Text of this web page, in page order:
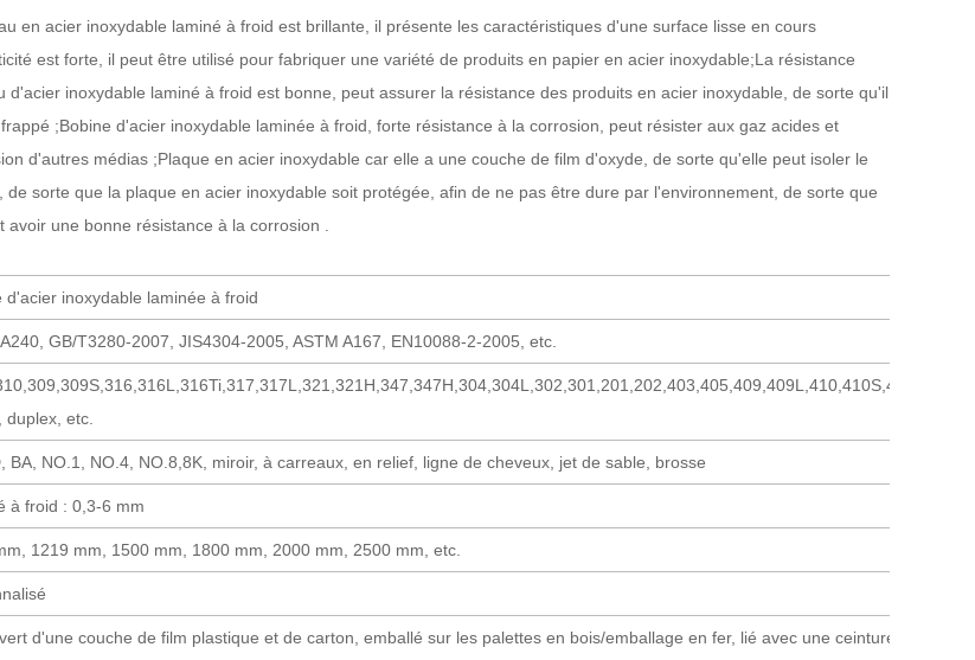
en acier inoxydable laminé à froid est brillante, il présente les caractéristiques d'une surface lisse en cours
est forte, il peut être utilisé pour fabriquer une variété de produits en papier en acier inoxydable;La résistance
d'acier inoxydable laminé à froid est bonne, peut assurer la résistance des produits en acier inoxydable, de sorte qu'il
;Bobine d'acier inoxydable laminée à froid, forte résistance à la corrosion, peut résister aux gaz acides et
d'autres médias ;Plaque en acier inoxydable car elle a une couche de film d'oxyde, de sorte qu'elle peut isoler le
de sorte que la plaque en acier inoxydable soit protégée, afin de ne pas être dure par l'environnement, de sorte que
avoir une bonne résistance à la corrosion .
d'acier inoxydable laminée à froid
GB/T3280-2007, JIS4304-2005, ASTM A167, EN10088-2-2005, etc.
duplex, etc.
BA, NO.1, NO.4, NO.8,8K, miroir, à carreaux, en relief, ligne de cheveux, jet de sable, brosse
à froid : 0,3-6 mm
1219 mm, 1500 mm, 1800 mm, 2000 mm, 2500 mm, etc.
d'une couche de film plastique et de carton, emballé sur les palettes en bois/emballage en fer, lié avec une ceinture en fer,